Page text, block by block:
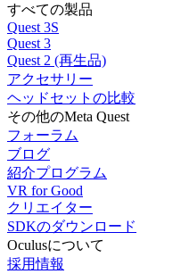
すべての製品
Quest 3S
Quest 3
Quest 2 (再生品)
アクセサリー
ヘッドセットの比較
その他のMeta Quest
フォーラム
ブログ
紹介プログラム
VR for Good
クリエイター
SDKのダウンロード
Oculusについて
採用情報